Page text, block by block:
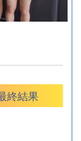
終結果